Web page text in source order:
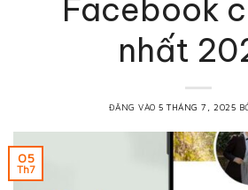
Facebook
nhất
ĐĂNG VÀO5 THÁNG 7, 2025
05
Th7